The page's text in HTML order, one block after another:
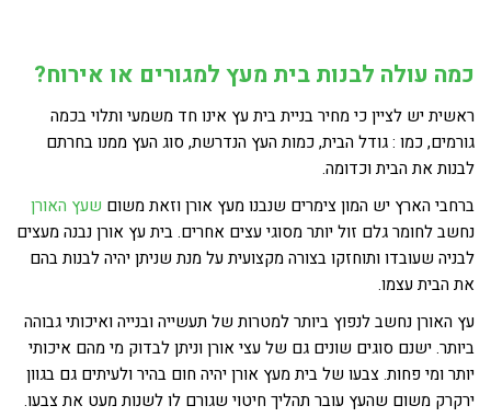
כמה עולה לבנות בית מעץ למגורים או אירוח?
ראשית יש לציין כי מחיר בניית בית עץ אינו חד משמעי ותלוי בכמה
גורמים, כמו : גודל הבית, כמות העץ הנדרשת, סוג העץ ממנו בחרתם
לבנות את הבית וכדומה.
ברחבי הארץ יש המון צימרים שנבנו מעץ אורן וזאת משום שעץ האורן
נחשב לחומר גלם זול יותר מסוגי עצים אחרים. בית עץ אורן נבנה מעצים
לבניה שעובדו ותוחזקו בצורה מקצועית על מנת שניתן יהיה לבנות בהם
את הבית עצמו.
עץ האורן נחשב לנפוץ ביותר למטרות של תעשייה ובנייה ואיכותי גבוהה
ביותר. ישנם סוגים שונים גם של עצי אורן וניתן לבדוק מי מהם איכותי
יותר ומי פחות. צבעו של בית מעץ אורן יהיה חום בהיר ולעיתים גם בגוון
ירקרק משום שהעץ עובר תהליך חיטוי שגורם לו לשנות מעט את צבעו.